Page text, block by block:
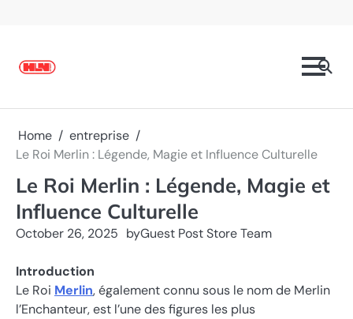
Home
entreprise
Le Roi Merlin : Légende, Magie et Influence Culturelle
Le Roi Merlin : Légende, Magie et
Influence Culturelle
October 26, 2025 byGuest Post Store Team
Introduction
Le Roi Merlin, également connu sous le nom de Merlin
l’Enchanteur, est l’une des figures les plus